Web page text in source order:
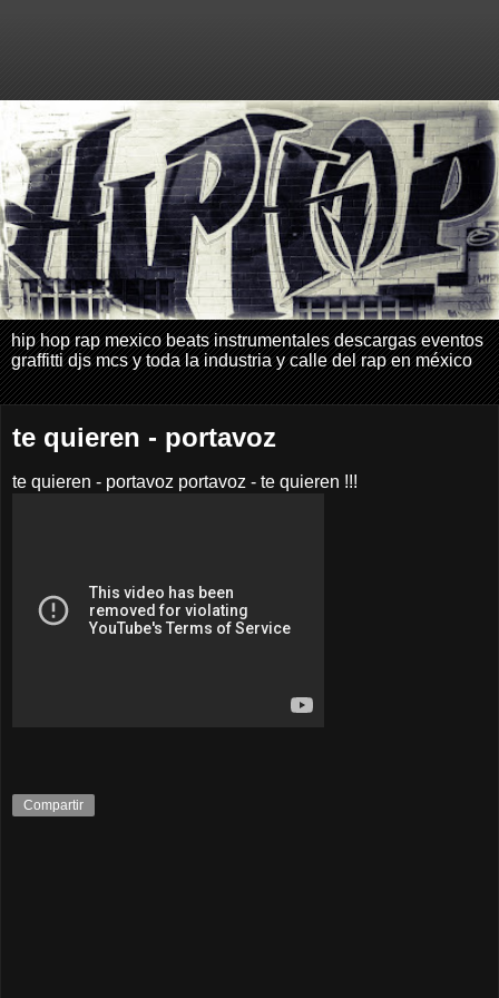
hip hop rap mexico beats instrumentales descargas eventos
graffitti djs mcs y toda la industria y calle del rap en méxico
te quieren - portavoz
te quieren - portavoz portavoz - te quieren !!!
Compartir